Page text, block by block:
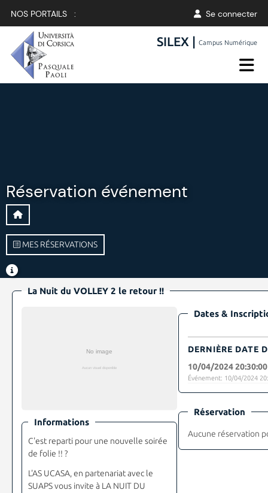
NOS PORTAILS : Se connecter
SILEX |Campus Numérique
Réservation événement
MES RÉSERVATIONS
La Nuit du VOLLEY 2 le retour !!
Informations
C'est reparti pour une nouvelle soirée
de folie !! ?
L'AS UCASA, en partenariat avec le
SUAPS vous invite à LA NUIT DU
Dates &
DERNIÈRE DATE
10/04/2024 20:30:00
Événement: 10/04/2024
Réservation
Aucune réservation